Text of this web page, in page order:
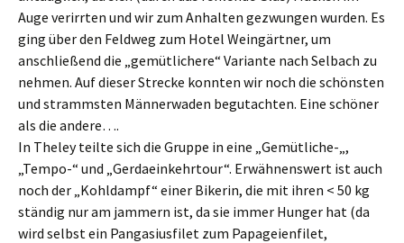
Auge verirrten und wir zum Anhalten gezwungen wurden. Es
ging über den Feldweg zum Hotel Weingärtner, um
anschließend die „gemütlichere“ Variante nach Selbach zu
nehmen. Auf dieser Strecke konnten wir noch die schönsten
und strammsten Männerwaden begutachten. Eine schöner
als die andere….
In Theley teilte sich die Gruppe in eine „Gemütliche-„,
„Tempo-“ und „Gerdaeinkehrtour“. Erwähnenswert ist auch
noch der „Kohldampf“ einer Bikerin, die mit ihren < 50 kg
ständig nur am jammern ist, da sie immer Hunger hat (da
wird selbst ein Pangasiusfilet zum Papageienfilet,